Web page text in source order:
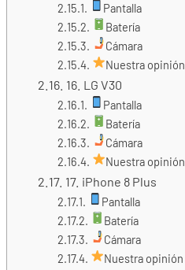
Pantalla
Batería
Cámara
Nuestra opinión
16. LG V30
Pantalla
Batería
Cámara
Nuestra opinión
17. iPhone 8 Plus
Pantalla
Batería
Cámara
Nuestra opinión